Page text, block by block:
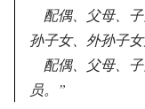
配偶、父母、子
孙子女、外孙子女
配偶、父母、
员。